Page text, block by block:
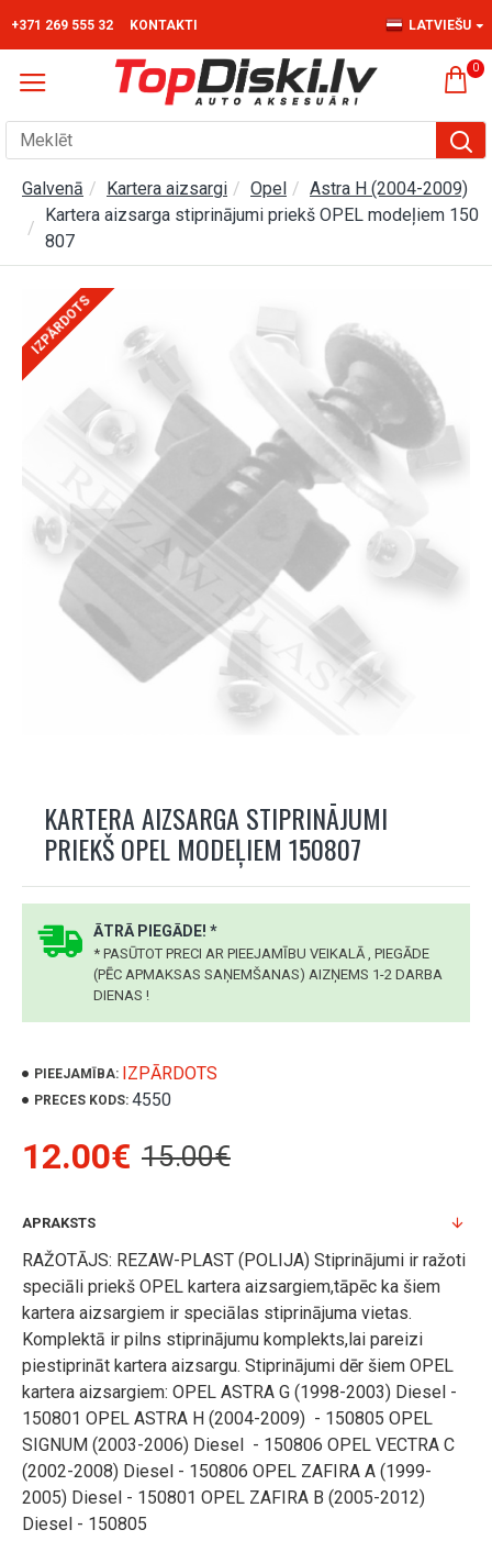
+371 269 555 32 KONTAKTI LATVIEŠU
0
Galvenā Kartera aizsargi Opel
Astra H (2004-2009)
Kartera aizsarga stiprinājumi priekš OPEL modeļiem 150
807
IZPĀRDOTS
KARTERA AIZSARGA STIPRINĀJUMI
PRIEKŠ OPEL MODEĻIEM 150807
ĀTRĀ PIEGĀDE! *
* PASŪTOT PRECI AR PIEEJAMĪBU VEIKALĀ , PIEGĀDE
(PĒC APMAKSAS SAŅEMŠANAS) AIZŅEMS 1-2 DARBA
DIENAS !
PIEEJAMĪBA: IZPĀRDOTS
PRECES KODS: 4550
12.00€ 15.00€
APRAKSTS
RAŽOTĀJS: REZAW-PLAST (POLIJA) Stiprinājumi ir ražoti
speciāli priekš OPEL kartera aizsargiem,tāpēc ka šiem
kartera aizsargiem ir speciālas stiprinājuma vietas.
Komplektā ir pilns stiprinājumu komplekts,lai pareizi
piestiprināt kartera aizsargu. Stiprinājumi dēr šiem OPEL
kartera aizsargiem: OPEL ASTRA G (1998-2003) Diesel -
150801 OPEL ASTRA H (2004-2009) - 150805 OPEL
SIGNUM (2003-2006) Diesel - 150806 OPEL VECTRA C
(2002-2008) Diesel - 150806 OPEL ZAFIRA A (1999-
2005) Diesel - 150801 OPEL ZAFIRA B (2005-2012)
Diesel - 150805